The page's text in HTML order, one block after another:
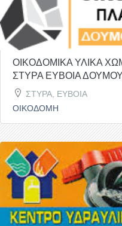
ΟΙΚΟΔΟΜΙΚΑ ΥΛΙΚΑ
ΣΤΥΡΑ ΕΥΒΟΙΑ
ΣΤΥΡΑ, ΕΥΒΟΙΑ
ΟΙΚΟΔΟΜΗ